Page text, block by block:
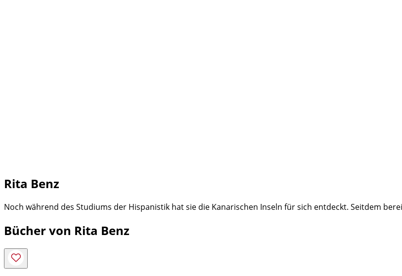
Rita Benz
Noch während des Studiums der Hispanistik hat sie die Kanarischen Inseln für sich entdeckt. Seitdem
Bücher von Rita Benz